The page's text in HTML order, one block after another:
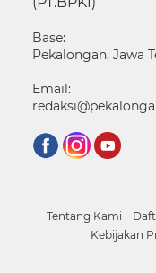
Base:
Pekalongan, Jawa
Email:
Tentang Kami
Kebijakan